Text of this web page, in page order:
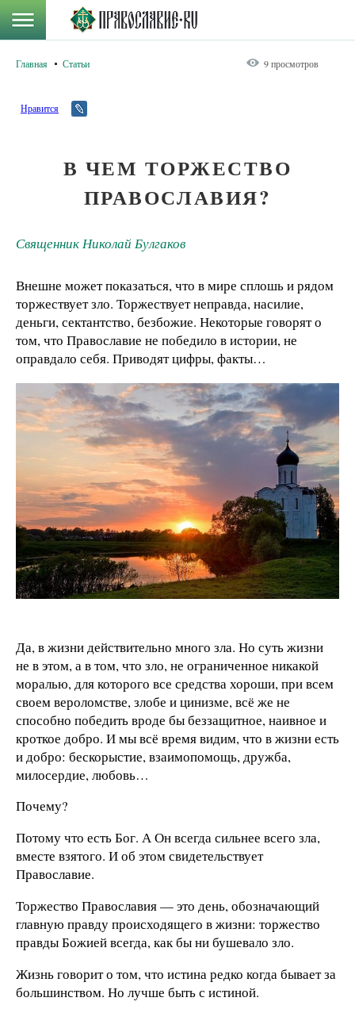
Главная Статьи 9 просмотров
Нравится
В ЧЕМ ТОРЖЕСТВО
ПРАВОСЛАВИЯ?
Священник Николай Булгаков
Внешне может показаться, что в мире сплошь и рядом
торжествует зло. Торжествует неправда, насилие,
деньги, сектантство, безбожие. Некоторые говорят о
том, что Православие не победило в истории, не
оправдало себя. Приводят цифры, факты…
Да, в жизни действительно много зла. Но суть жизни
не в этом, а в том, что зло, не ограниченное никакой
моралью, для которого все средства хороши, при всем
своем вероломстве, злобе и цинизме, всё же не
способно победить вроде бы беззащитное, наивное и
кроткое добро. И мы всё время видим, что в жизни есть
и добро: бескорыстие, взаимопомощь, дружба,
милосердие, любовь…
Почему?
Потому что есть Бог. А Он всегда сильнее всего зла,
вместе взятого. И об этом свидетельствует
Православие.
Торжество Православия — это день, обозначающий
главную правду происходящего в жизни: торжество
правды Божией всегда, как бы ни бушевало зло.
Жизнь говорит о том, что истина редко когда бывает за
большинством. Но лучше быть с истиной.